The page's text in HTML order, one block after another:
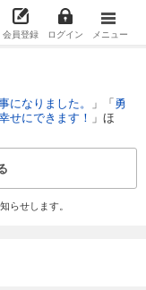
会員登録 ログイン メニュー
になりました。 」「勇
せにできます！ 」ほ
らせします。